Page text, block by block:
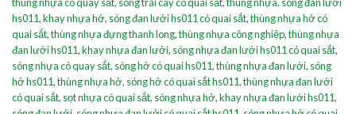
thùng nhựa có quay sắt, sóng trái cây có quai sắt,thùng nhựa, sóng đan lưới
hs011,khay nhựa hở, sóng đan lưới hs011 có quai sắt,thùng nhựa hở có
quai sắt,thùng nhựa đựng thanh long,thùng nhựa công nghiệp,thùng nhựa
đan lưới hs011,khay nhựa đan lưới, sóng nhựa đan lưới hs011 có quai sắt,
sóng nhựa có quay sắt, sóng hở có quai hs011,thùng nhựa đan lưới, sóng
hở hs011,thùng nhựa hở, sóng hở có quai sắt hs011,thùng nhựa đan lưới
có quai sắt, sọt nhựa có quai sắt, sóng nhựa hở,khay nhựa đan lưới hs011,